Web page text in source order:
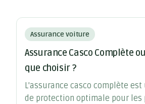
Assurance voiture
Assurance Casco Complète
que choisir ?
L'assurance casco complète
de protection optimale pour les